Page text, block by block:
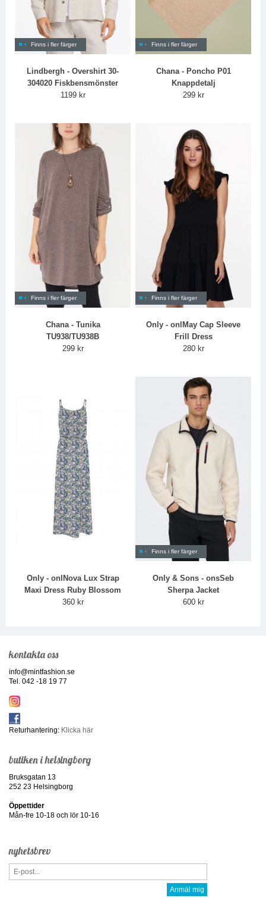
Finns i fler färger
Lindbergh - Overshirt 30-
304020 Fiskbensmönster
1199 kr
Finns i fler färger
Chana - Poncho P01
Knappdetalj
299 kr
Finns i fler färger
Chana - Tunika
TU938/TU938B
299 kr
Finns i fler färger
Only - onlMay Cap Sleeve
Frill Dress
280 kr
Only - onlNova Lux Strap
Maxi Dress Ruby Blossom
360 kr
Finns i fler färger
Only & Sons - onsSeb
Sherpa Jacket
600 kr
kontakta oss
info@mintfashion.se
Tel. 042 -18 19 77
Returhantering: Klicka här
butiken i helsingborg
Bruksgatan 13
252 23 Helsingborg
Öppettider
Mån-fre 10-18 och lör 10-16
nyhetsbrev
Anmäl mig